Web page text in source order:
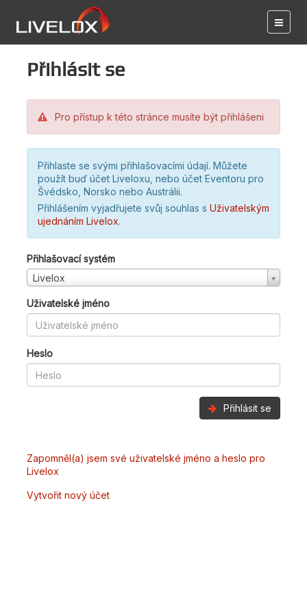
Přihlásit se
Pro přístup k této stránce musíte být přihlášeni
Přihlaste se svými přihlašovacími údají. Můžete
použít buď účet Liveloxu, nebo účet Eventoru pro
Švédsko, Norsko nebo Austrálii.
Přihlášením vyjadřujete svůj souhlas s Uživatelským
ujednáním Livelox.
Přihlašovací systém
Livelox
Uživatelské jméno
Heslo
Přihlásit se
Zapomněl(a) jsem své uživatelské jméno a heslo pro
Livelox
Vytvořit nový účet